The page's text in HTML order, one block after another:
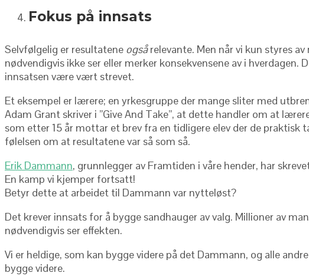
Fokus på innsats
Selvfølgelig er resultatene ogsårelevante. Men når vi kun styres
nødvendigvis ikke ser eller merker konsekvensene av i
innsatsen være vært strevet.
Et eksempel er lærere; en yrkesgruppe der mange sliter med
Adam Grant skriver i ”Give And Take”, at dette handler om at
som etter 15 år mottar et brev fra en tidligere elev der de
følelsen om at resultatene var så som så.
Erik Dammann, grunnlegger av Framtiden i våre hender, har
En kamp vi kjemper fortsatt!
Betyr dette at arbeidet til Dammann var nytteløst?
Det krever innsats for å bygge sandhauger av valg. Millioner av
nødvendigvis ser effekten.
Vi er heldige, som kan bygge videre på det Dammann, og alle
bygge videre.